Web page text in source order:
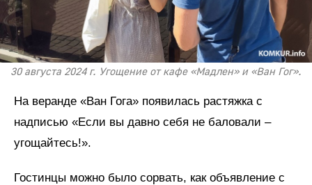
30 августа 2024 г. Угощение от кафе «Мадлен» и «Ван Гог».
На веранде «Ван Гога» появилась растяжка с
надписью «Если вы давно себя не баловали –
угощайтесь!».
Гостинцы можно было сорвать, как объявление с